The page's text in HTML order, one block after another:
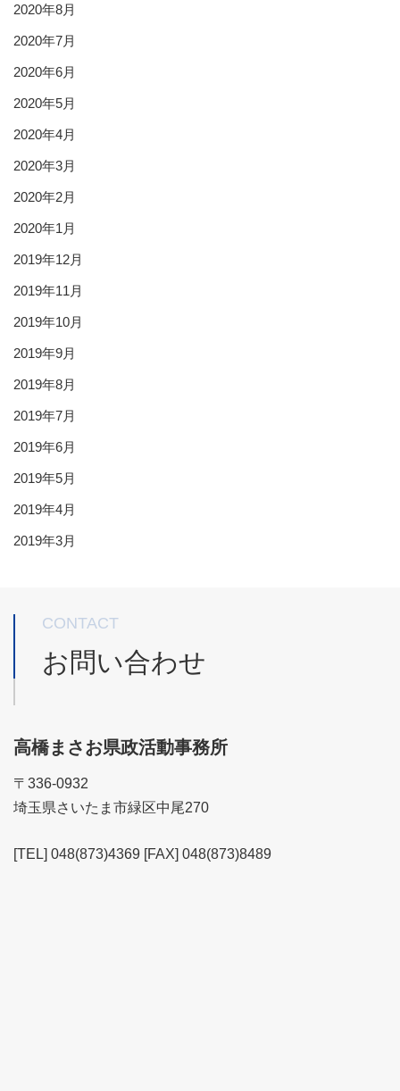
2020年8月
2020年7月
2020年6月
2020年5月
2020年4月
2020年3月
2020年2月
2020年1月
2019年12月
2019年11月
2019年10月
2019年9月
2019年8月
2019年7月
2019年6月
2019年5月
2019年4月
2019年3月
CONTACT
お問い合わせ
高橋まさお県政活動事務所
〒336-0932
埼玉県さいたま市緑区中尾270
[TEL] 048(873)4369 [FAX] 048(873)8489